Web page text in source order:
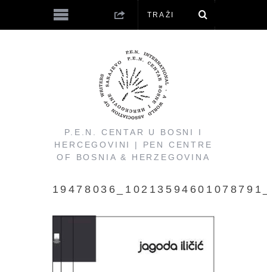
P.E.N. CENTAR U BOSNI I
HERCEGOVINI | PEN CENTRE
OF BOSNIA & HERZEGOVINA